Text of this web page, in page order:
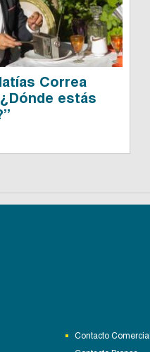
Correa
estás
Contacto Comercial